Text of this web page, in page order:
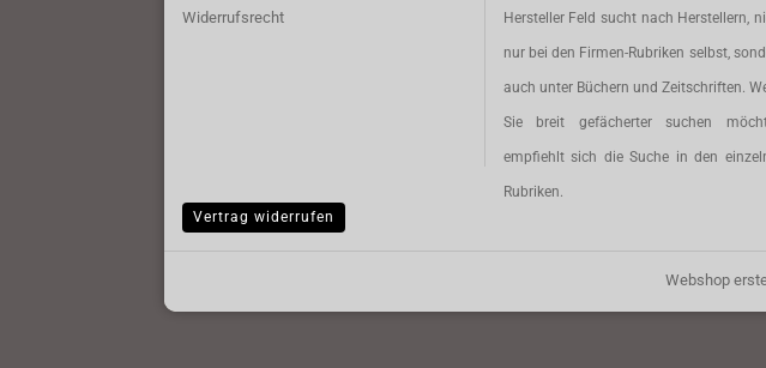
Widerrufsrecht Hersteller Feld sucht nach Herstellern,
nur bei den Firmen-Rubriken selbst,
auch unter Büchern und Zeitschriften.
Sie breit gefächerter suchen
empfiehlt sich die Suche in den
Rubriken.
Vertrag widerrufen
Webshop